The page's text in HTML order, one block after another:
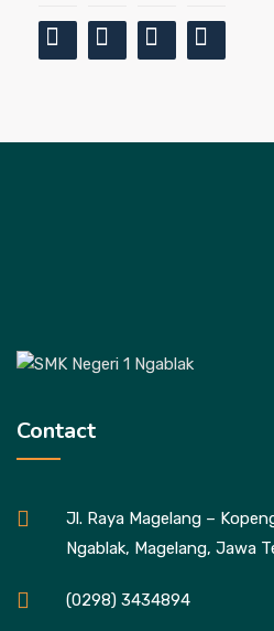
Contact
Jl. Raya Magelang –
Ngablak, Magelang, Jawa
(0298) 3434894